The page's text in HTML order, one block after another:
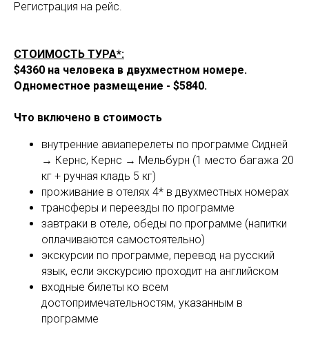
Регистрация на рейс.
СТОИМОСТЬ ТУРА*:
$4360 на человека в двухместном номере.
Одноместное размещение - $5840.
Что включено в стоимость
внутренние авиаперелеты по программе Сидней
→ Кернс, Кернс → Мельбурн (1 место багажа 20
кг + ручная кладь 5 кг)
проживание в отелях 4* в двухместных номерах
трансферы и переезды по программе
завтраки в отеле, обеды по программе (напитки
оплачиваются самостоятельно)
экскурсии по программе, перевод на русский
язык, если экскурсию проходит на английском
входные билеты ко всем
достопримечательностям, указанным в
программе